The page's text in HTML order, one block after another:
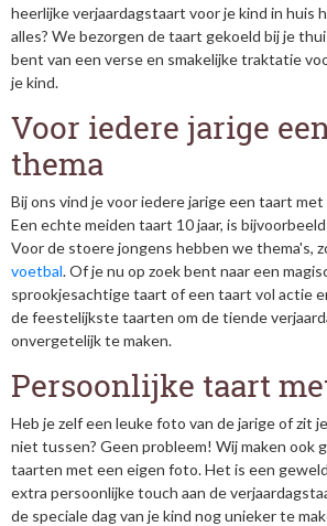
heerlijke verjaardagstaart voor je kind in huis
alles? We bezorgen de taart gekoeld bij je
bent van een verse en smakelijke traktatie
je kind.
Voor iedere jarige
thema
Bij ons vind je voor iedere jarige een taart
Een echte meiden taart 10 jaar, is
Voor de stoere jongens hebben we thema's,
voetbal. Of je nu op zoek bent naar een
sprookjesachtige taart of een taart vol actie
de feestelijkste taarten om de tiende
onvergetelijk te maken.
Persoonlijke taart
Heb je zelf een leuke foto van de jarige of zit
niet tussen? Geen probleem! Wij maken ook
taarten met een eigen foto. Het is een
extra persoonlijke touch aan de
de speciale dag van je kind nog unieker te